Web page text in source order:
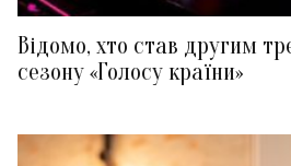
Відомо, хто став другим
сезону «Голосу країни»